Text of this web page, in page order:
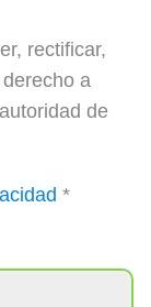
rectificar,
a
de
*